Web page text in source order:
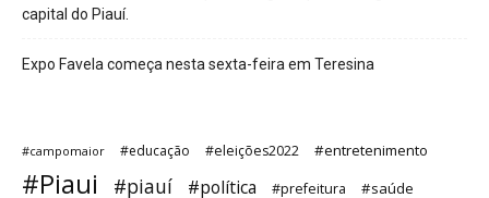
capital do Piauí.
Expo Favela começa nesta sexta-feira em Teresina
#campomaior #educação #eleições2022 #entretenimento
#Piaui #piauí #política #prefeitura #saúde